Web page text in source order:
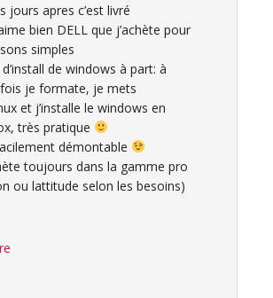
jours apres c’est livré
bien DELL que j’achète pour
simples
de windows à part: à
je formate, je mets
et j’installe le windows en
très pratique
démontable
toujours dans la gamme pro
ou lattitude selon les besoins)